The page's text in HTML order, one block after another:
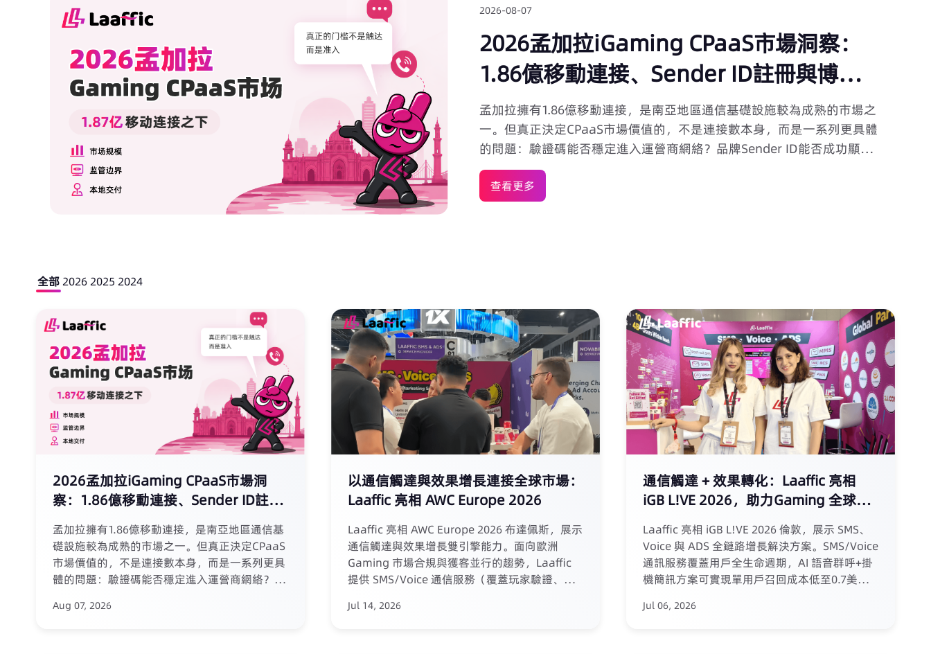
2026-08-07
2026孟加拉iGaming CPaaS市場洞察：
1.86億移動連接、Sender ID註冊與博彩新
法
孟加拉擁有1.86億移動連接，是南亞地區通信基礎設施較為成熟的市場之
一。但真正決定CPaaS市場價值的，不是連接數本身，而是一系列更具體
的問題：驗證碼能否穩定進入運營商網絡？品牌Sender ID能否成功顯
示？孟加拉語短信是否會被拆分為多個計費段？更重要的是，2026年7月
生效的《Gambling Prevention Act, 2026》對iGaming業務意味著什
麼？ 本文從移動通信市場格局、A2P短信本地交付鏈路、OTP註冊轉化、
影響的企業，本文提供了一份可驗證、可落地的參考框架。
查看更多
全部 2026 2025 2024
2026孟加拉iGaming CPaaS市場洞
察：1.86億移動連接、Sender ID註冊
與博彩新法
孟加拉擁有1.86億移動連接，是南亞地區通信基
礎設施較為成熟的市場之一。但真正決定CPaaS
市場價值的，不是連接數本身，而是一系列更具
體的問題：驗證碼能否穩定進入運營商網絡？品
會被拆分為多個計費段？更重要的是，2026年7
Aug 07, 2026
以通信觸達與效果增長連接全球市場：
Laaffic 亮相 AWC Europe 2026
Laaffic 亮相 AWC Europe 2026 布達佩斯，展示
通信觸達與效果增長雙引擎能力。面向歐洲
Gaming 市場合規與獲客並行的趨勢，Laaffic
提供 SMS/Voice 通信服務（覆蓋玩家驗證、活
（支持 TikTok、Facebook 等平台高效啟動與穩
Jul 14, 2026
通信觸達 + 效果轉化：Laaffic 亮相
iGB L!VE 2026，助力Gaming 全球增
Laaffic 亮相 iGB L!VE 2026 倫敦，展示 SMS、
Voice 與 ADS 全鏈路增長解決方案。SMS/Voice
通訊服務覆蓋用戶全生命週期，AI 語音群呼+掛
機簡訊方案可實現單用戶召回成本低至0.7美
Meta、TikTok、Google 高權重企業廣告帳戶，
Jul 06, 2026